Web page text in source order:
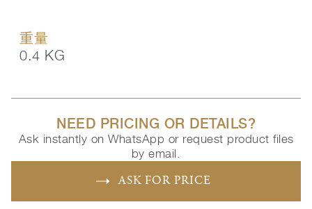
重量
0.4 KG
NEED PRICING OR DETAILS?
Ask instantly on WhatsApp or request product files
by email.
ASK FOR PRICE